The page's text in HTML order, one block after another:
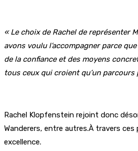
« Le choix de Rachel de représenter
avons voulu l’accompagner parce
de la confiance et des moyens
tous ceux qui croient qu’un parcours
Rachel Klopfenstein rejoint donc
Wanderers, entre autres.À travers
excellence.